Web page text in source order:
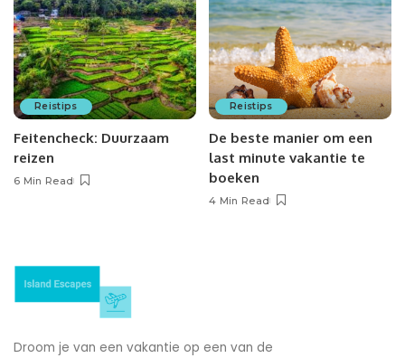
Reistips
Feitencheck: Duurzaam
reizen
6 Min Read
Reistips
De beste manier om een
last minute vakantie te
boeken
4 Min Read
Droom je van een vakantie op een van de